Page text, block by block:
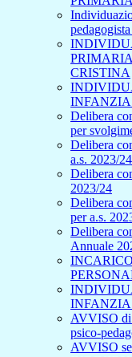
CRISTINA
INFANZIA
Delibera
per
Delibera
a.s. 2023/24
Delibera
2023/24
Delibera
per a.s.
Delibera
Annuale
INFANZIA
AVVISO di
psico-
AVVISO